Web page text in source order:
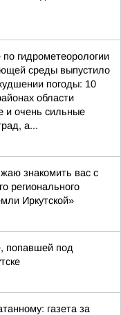
по гидрометеорологии
среды выпустило
погоды: 10
области
и очень сильные
а...
знакомить вас с
регионального
Иркутской»
попавшей под
газета за